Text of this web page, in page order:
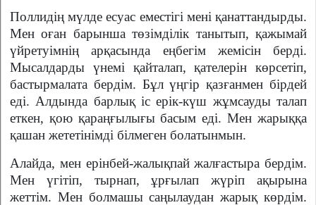
Поллидің мүлде есуас еместігі мені қанаттандырды.
Мен оған барынша төзімділік танытып, қажымай
үйретуімнің арқасында еңбегім жемісін берді.
Мысалдарды үнемі қайталап, қателерін көрсетіп,
бастырмалата бердім. Бұл үңгір қазғанмен бірдей
еді. Алдында барлық іс ерік-күш жұмсауды талап
еткен, қою қараңғылығы басым еді. Мен жарыққа
қашан жететінімді білмеген болатынмын.
Алайда, мен ерінбей-жалықпай жалғастыра бердім.
Мен үгітіп, тырнап, ұрғылап жүріп ақырына
жеттім. Мен болмашы саңылаудан жарық көрдім.